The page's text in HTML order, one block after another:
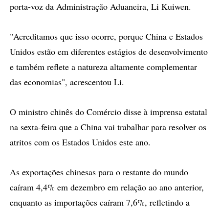
porta-voz da Administração Aduaneira, Li Kuiwen.
"Acreditamos que isso ocorre, porque China e Estados
Unidos estão em diferentes estágios de desenvolvimento
e também reflete a natureza altamente complementar
das economias", acrescentou Li.
O ministro chinês do Comércio disse à imprensa estatal
na sexta-feira que a China vai trabalhar para resolver os
atritos com os Estados Unidos este ano.
As exportações chinesas para o restante do mundo
caíram 4,4% em dezembro em relação ao ano anterior,
enquanto as importações caíram 7,6%, refletindo a